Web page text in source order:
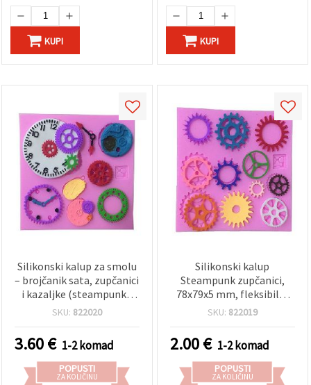
KUPI KUPI
Silikonski kalup za smolu
– brojčanik sata, zupčanici
i kazaljke (steampunk),
84×89×7 mm, fleksibilan i
epoksidnu/UV smolu,
polimernu glinu, sapun,
fondant, izradu nakita i
satova
SKU: 822020
3.60€ 1-2 komad
POPUSTI
ZA KOLIČINU
Silikonski kalup
Steampunk zupčanici,
78x79x5 mm, fleksibilni
višekratni kalup za
smolu i polimernu glinu,
za uradi sam projekte i
izradu nakita
SKU: 822019
2.00€ 1-2 komad
POPUSTI
ZA KOLIČINU